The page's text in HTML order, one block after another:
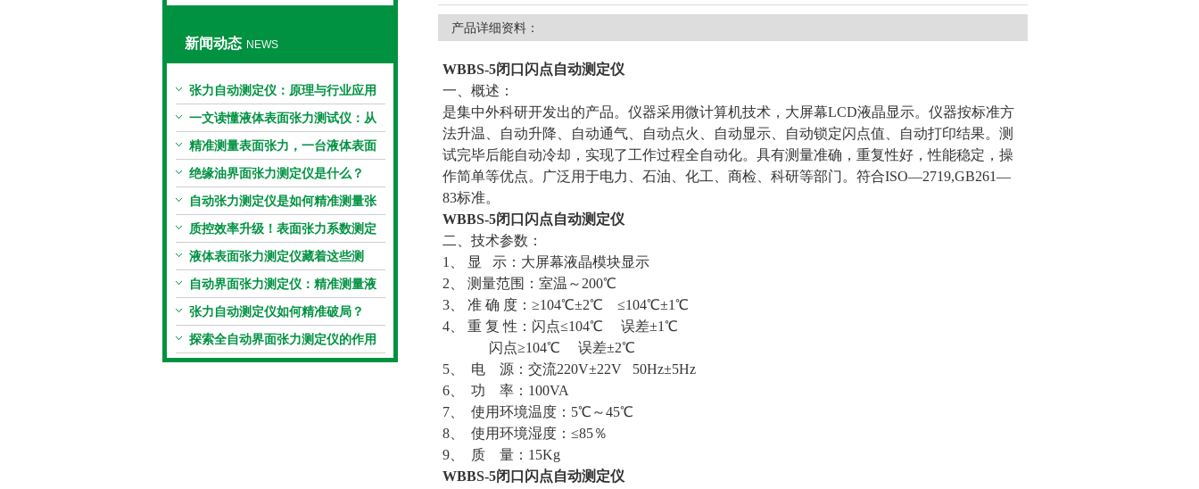
新闻动态 NEWS
张力自动测定仪：原理与行业应用
解析
一文读懂液体表面张力测试仪：从
原理到应用全掌握
精准测量表面张力，一台液体表面
张力系数测量仪就够了
绝缘油界面张力测定仪是什么？
自动张力测定仪是如何精准测量张
力的？
质控效率升级！表面张力系数测定
仪真香警告
液体表面张力测定仪藏着这些测
定“小窍门”
自动界面张力测定仪：精准测量液
体界面张力的关键设备
张力自动测定仪如何精准破局？
探索全自动界面张力测定仪的作用
产品详细资料：
WBBS-5闭口闪点自动测定仪
一、概述：
是集中外科研开发出的产品。仪器采用微计算机技术，大屏幕LCD液晶显示。仪器按标准方
法升温、自动升降、自动通气、自动点火、自动显示、自动锁定闪点值、自动打印结果。测
试完毕后能自动冷却，实现了工作过程全自动化。具有测量准确，重复性好，性能稳定，操
作简单等优点。广泛用于电力、石油、化工、商检、科研等部门。符合ISO—2719,GB261—
83标准。
WBBS-5闭口闪点自动测定仪
二、技术参数：
1、 显 示：大屏幕液晶模块显示
2、 测量范围：室温～200℃
3、 准 确 度：≥104℃±2℃ ≤104℃±1℃
4、 重 复 性：闪点≤104℃ 误差±1℃
闪点≥104℃ 误差±2℃
5、 电 源：交流220V±22V 50Hz±5Hz
6、 功 率：100VA
7、 使用环境温度：5℃～45℃
8、 使用环境湿度：≤85％
9、 质 量：15Kg
WBBS-5闭口闪点自动测定仪